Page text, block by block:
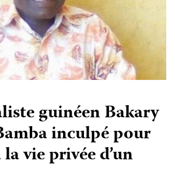
guinéen Bakary
inculpé pour
vie privée d’un